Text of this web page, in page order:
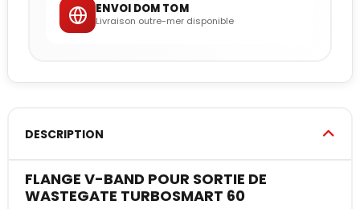
ENVOI DOM TOM
Livraison outre-mer disponible
DESCRIPTION
FLANGE V-BAND POUR SORTIE DE
WASTEGATE TURBOSMART 60